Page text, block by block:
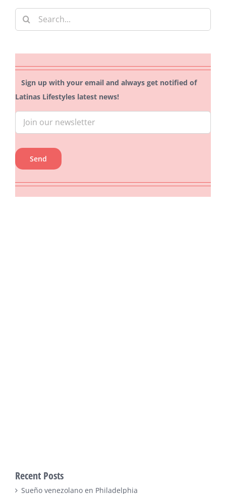
Search
for:
Sign up with your email and always get notified of
Latinas Lifestyles latest news!
Recent Posts
Sueño venezolano en Philadelphia